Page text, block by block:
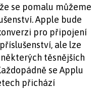
se pomalu můžeme
Apple bude
pro připojení
ale lze
těsnějších
se Applu
přichází